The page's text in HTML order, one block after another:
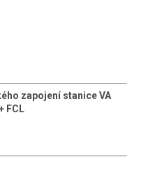
zapojení stanice VA
FCL